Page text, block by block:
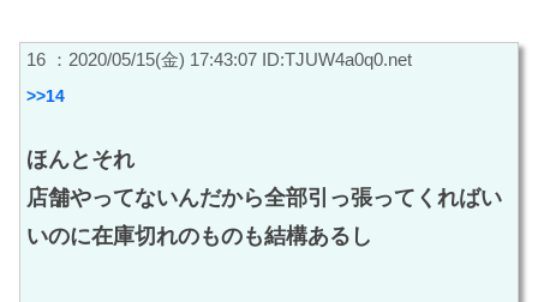
16 ：2020/05/15(金) 17:43:07 ID:TJUW4a0q0.net
>>14
ほんとそれ
店舗やってないんだから全部引っ張ってくればい
いのに在庫切れのものも結構あるし